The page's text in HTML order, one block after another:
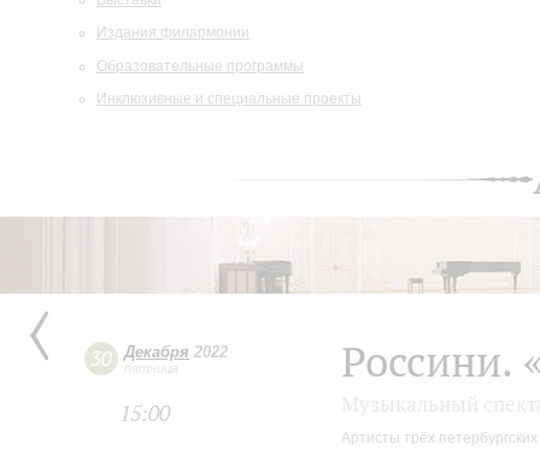
Издания филармонии
Образовательные программы
Инклюзивные и специальные проекты
30 Декабря 2022
пятница
15:00
Россини.
Артисты трёх